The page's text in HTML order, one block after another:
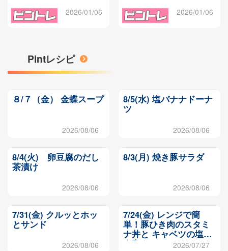
2026/01/06 2026/01/06
Pintレシピ
８/７（金） 金蝶スープ
2026/08/06
8/5(水) 塩バナナドーナ
ツ
2026/08/06
8/4(火) 卵豆腐のだし
茶漬け
2026/08/06
8/3(月) 焼き豚サラダ
2026/08/06
7/31(金) クルッとホッ
とサンド
2026/08/06
7/24(金) レンジで簡
単！豚ひき肉のスタミ
ナ丼と キャベツの塩昆
布和え 2026/07/27